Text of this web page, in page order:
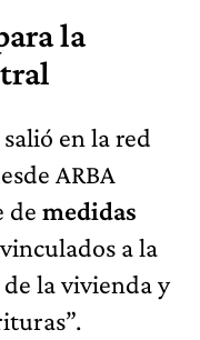
la
en la red
ARBA
de medidas
vinculados a la
la vivienda y